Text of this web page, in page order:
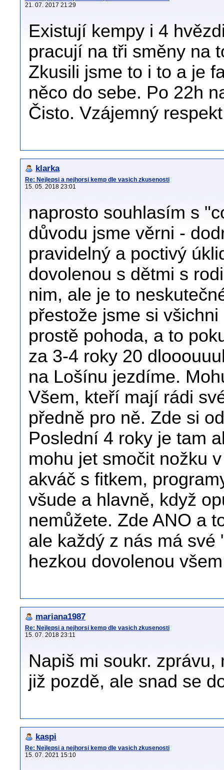
21. 07. 2017 21:29
Existují kempy i 4
pracují na tři směny na
Zkusili jsme to i to a je
něco do sebe. Po 22h
Čisto. Vzájemný
klarka
Re: Nejlepsi a nejhorsi kemp dle vasich zkusenosti
15. 05. 2018 23:01
naprosto souhlasím s
důvodu jsme věrni -
pravidelný a poctivý
dovolenou s dětmi s
nim, ale je to
přestože jsme si
prostě pohoda, a to
za 3-4 roky 20
na Lošínu jezdíme.
Všem, kteří mají rádi
předně pro ně. Zde si
Poslední 4 roky je tam
mohu jet smočit nožku
akváč s fitkem,
všude a hlavně, když
nemůžete. Zde ANO a
ale každý z nás má
hezkou dovolenou
mariana1987
Re: Nejlepsi a nejhorsi kemp dle vasich zkusenosti
15. 07. 2018 23:11
Napiš mi soukr.
již pozdě, ale snad se
kaspi
Re: Nejlepsi a nejhorsi kemp dle vasich zkusenosti
15. 07. 2021 15:10